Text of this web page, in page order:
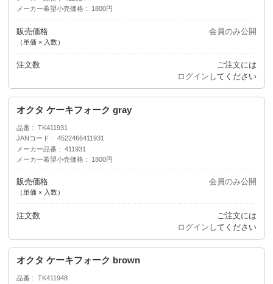
メーカー希望小売価格
1800円
販売価格
（単価 × 入数）
会員のみ公開
注文数
ご注文には
ログイン してください
オクタ ケーキフォーク gray
品番
TK411931
JANコード
4522466411931
メーカー品番
411931
メーカー希望小売価格
1800円
販売価格
（単価 × 入数）
会員のみ公開
注文数
ご注文には
ログイン してください
オクタ ケーキフォーク brown
品番
TK411948